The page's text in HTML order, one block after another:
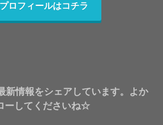
ロフィールはコチラ
新情報をシェアしています。よか
ーしてくださいね☆